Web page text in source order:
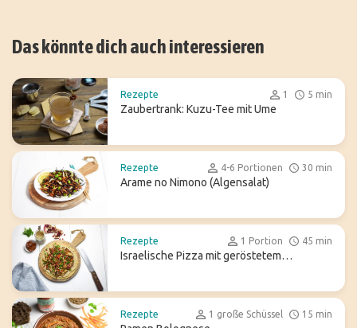
Das könnte dich auch interessieren
Rezepte 1 5 min
Zaubertrank: Kuzu-Tee mit Ume
Rezepte 4-6 Portionen 30 min
Arame no Nimono (Algensalat)
Rezepte 1 Portion 45 min
Israelische Pizza mit geröstetem
Rezepte 1 große Schüssel 15 min